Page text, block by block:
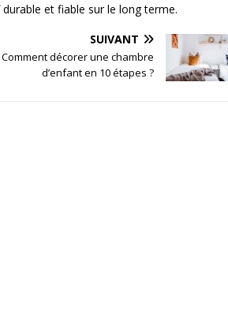
et fiable sur le long terme.
SUIVANT
Comment décorer une chambre
d’enfant en 10 étapes ?